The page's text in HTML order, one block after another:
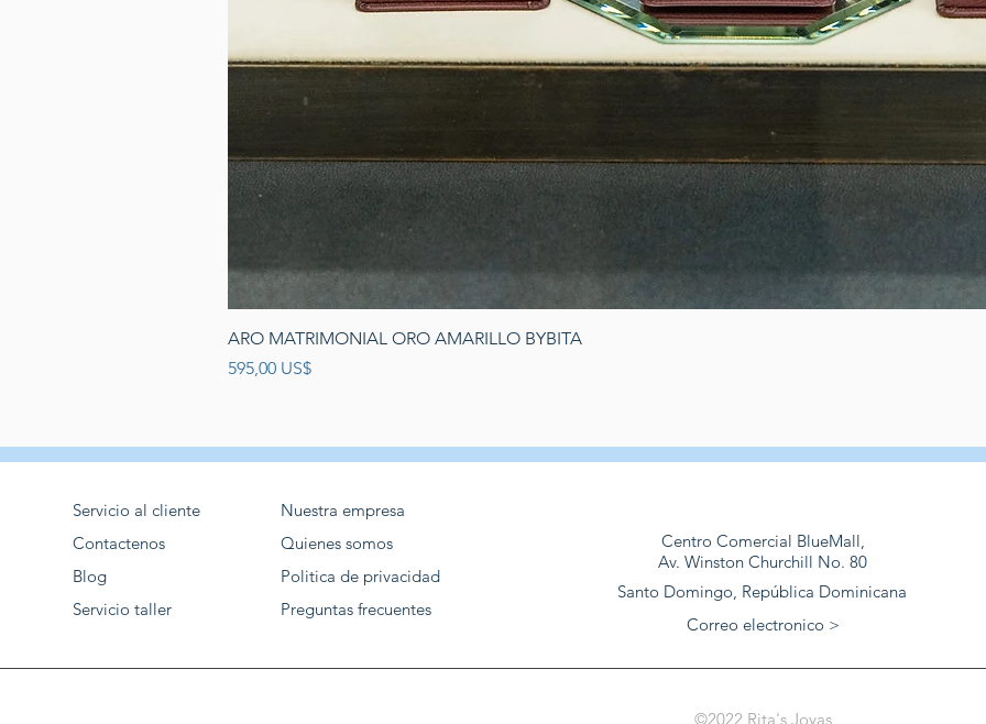
ARO MATRIMONIAL ORO AMARILLO BYBITA
Precio
595,00 US$
Servicio al cliente
Contactenos
Blog
Servicio taller
Nuestra empresa
Quienes somos
Politica de privacidad
Preguntas frecuentes
Centro Comercial BlueMall,
Av. Winston Churchill No. 80
Santo Domingo, República Dominicana
Correo electronico >
©2022 Rita's Joyas